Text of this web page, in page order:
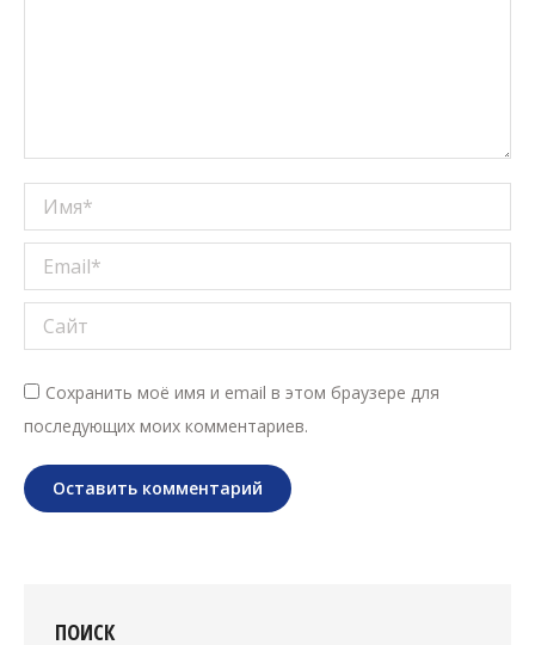
Имя *
Email *
Сайт
Сохранить моё имя и email в этом браузере для
последующих моих комментариев.
Оставить комментарий
ПОИСК